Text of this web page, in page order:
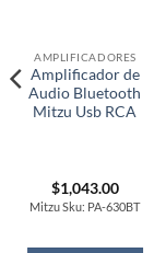
AMPLIFICADORES
Amplificador de
Audio Bluetooth
Mitzu Usb RCA
$1,043.00
Mitzu Sku: PA-630BT